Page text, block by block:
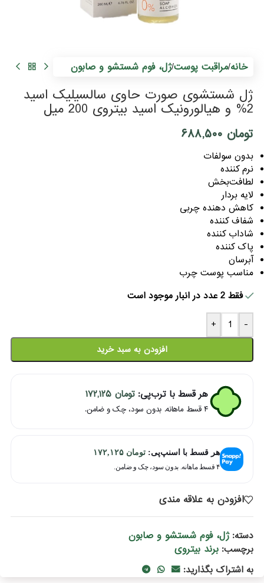
خانه/مراقبت پوست/ژل، فوم شستشو و صابون
ژل شستشوی صورت حاوی سالسیلیک اسید
2% و هیالورونیک اسید بیتروی 200 میل
تومان
بدون سولفات
نرم کننده
لطافت‌بخش
لایه بردار
کاهش دهنده چربی
شفاف کننده
شاداب کننده
پاک کننده
آبرسان
مناسب پوست چرب
فقط 2 عدد در انبار موجود است
-
+
افزودن به سبد خرید
هر قسط با ترب‌پی: تومان
۴ قسط ماهانه. بدون سود، چک و ضامن.
هر قسط با اسنپ‌پی: تومان
۴ قسط ماهانه. بدون سود، چک و ضامن.
افزودن به علاقه مندی
دسته: ژل، فوم شستشو و صابون
برچسب: برند بیتروی
به اشتراک بگذارید: